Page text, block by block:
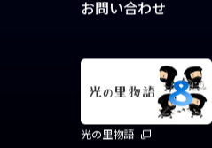
お問い合わせ
光の里物語